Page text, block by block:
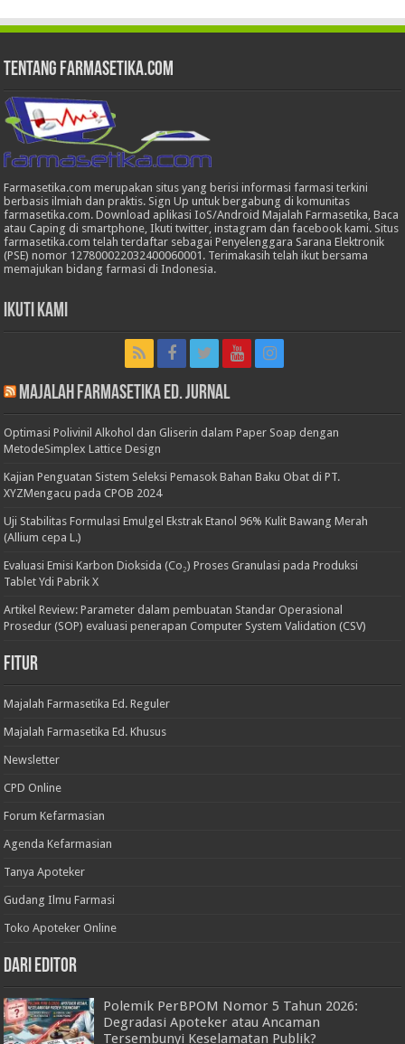
Tentang Farmasetika.com
Farmasetika.com merupakan situs yang berisi informasi farmasi terkini
berbasis ilmiah dan praktis. Sign Up untuk bergabung di komunitas
farmasetika.com. Download aplikasi IoS/Android Majalah Farmasetika, Baca
atau Caping di smartphone, Ikuti twitter, instagram dan facebook kami. Situs
farmasetika.com telah terdaftar sebagai Penyelenggara Sarana Elektronik
(PSE) nomor 127800022032400060001. Terimakasih telah ikut bersama
memajukan bidang farmasi di Indonesia.
Ikuti Kami
Majalah Farmasetika Ed. Jurnal
Optimasi Polivinil Alkohol dan Gliserin dalam Paper Soap dengan
MetodeSimplex Lattice Design
Kajian Penguatan Sistem Seleksi Pemasok Bahan Baku Obat di PT.
XYZMengacu pada CPOB 2024
Uji Stabilitas Formulasi Emulgel Ekstrak Etanol 96% Kulit Bawang Merah
(Allium cepa L.)
Evaluasi Emisi Karbon Dioksida (Co₂) Proses Granulasi pada Produksi
Tablet Ydi Pabrik X
Artikel Review: Parameter dalam pembuatan Standar Operasional
Prosedur (SOP) evaluasi penerapan Computer System Validation (CSV)
Fitur
Majalah Farmasetika Ed. Reguler
Majalah Farmasetika Ed. Khusus
Newsletter
CPD Online
Forum Kefarmasian
Agenda Kefarmasian
Tanya Apoteker
Gudang Ilmu Farmasi
Toko Apoteker Online
Dari Editor
Polemik PerBPOM Nomor 5 Tahun 2026:
Degradasi Apoteker atau Ancaman
Tersembunyi Keselamatan Publik?